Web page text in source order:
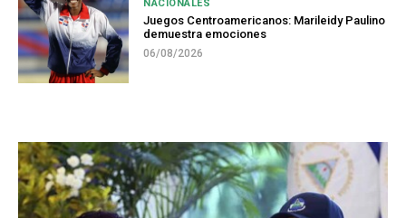
NACIONALES
Juegos Centroamericanos: Marileidy Paulino
demuestra emociones
06/08/2026